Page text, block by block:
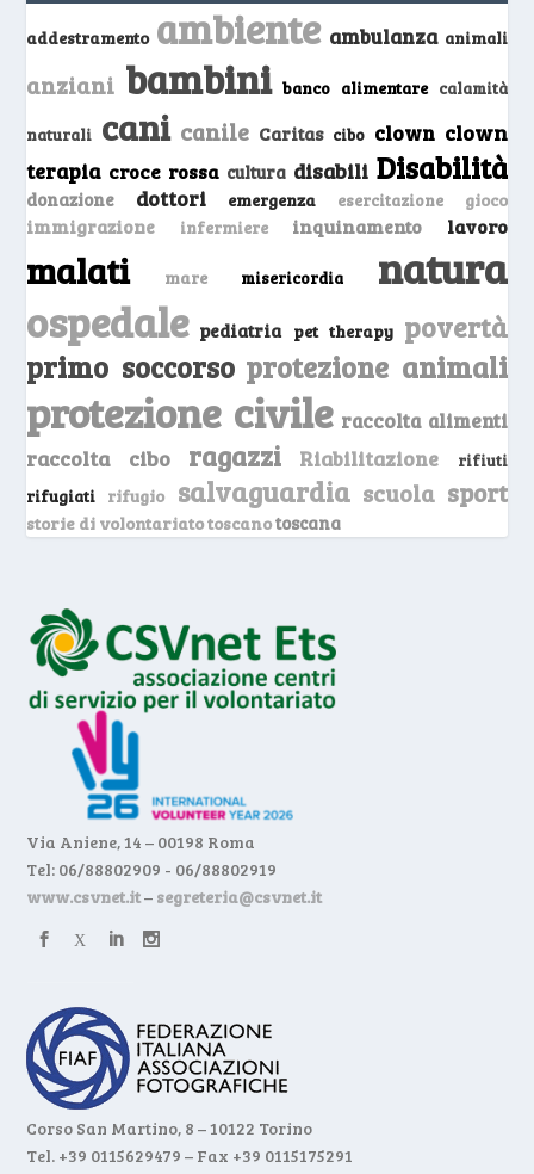
addestramento ambiente ambulanza animali
anziani bambini banco alimentare calamità
naturali cani canile Caritas cibo clown clown
terapia croce rossa cultura disabili Disabilità
donazione dottori emergenza esercitazione gioco
immigrazione infermiere inquinamento lavoro
malati mare misericordia natura
ospedale pediatria pet therapy povertà
primo soccorso protezione animali
protezione civile raccolta alimenti
raccolta cibo ragazzi Riabilitazione
rifiuti
rifugiati
rifugio salvaguardia scuola sport
storie di volontariato toscanotoscana
Via Aniene, 14 – 00198 Roma
Tel: 06/88802909 - 06/88802919
www.csvnet.it– segreteria@csvnet.it
Corso San Martino, 8 – 10122 Torino
Tel. +39 0115629479 – Fax +39 0115175291